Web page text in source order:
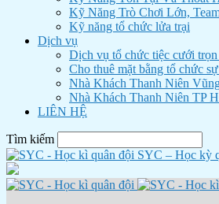
Kỹ Năng Trò Chơi Lớn,
Kỹ năng tổ chức lửa trại
Dịch vụ
Dịch vụ tổ chức tiệc cưới
Cho thuê mặt bằng tổ chức
Nhà Khách Thanh Niên
Nhà Khách Thanh Niên TP
LIÊN HỆ
Tìm kiếm
SYC – Học kỳ